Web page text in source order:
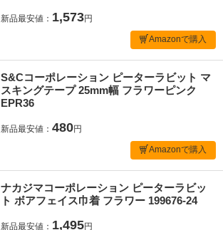
新品最安値： 1,573円
Amazonで購入
S&Cコーポレーション ピーターラビット マ
スキングテープ 25mm幅 フラワーピンク
EPR36
新品最安値： 480円
Amazonで購入
ナカジマコーポレーション ピーターラビッ
ト ボアフェイス巾着 フラワー 199676-24
新品最安値： 1,495円